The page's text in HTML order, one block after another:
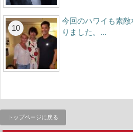
今回のハワイも素
りました。...
トップページに戻る